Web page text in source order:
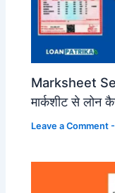
Marksheet
मार्कशीट से
Leave a Comment -